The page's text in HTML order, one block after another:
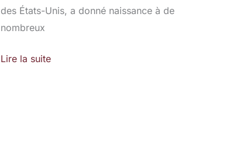
des États-Unis, a donné naissance à de
nombreux
Lire la suite